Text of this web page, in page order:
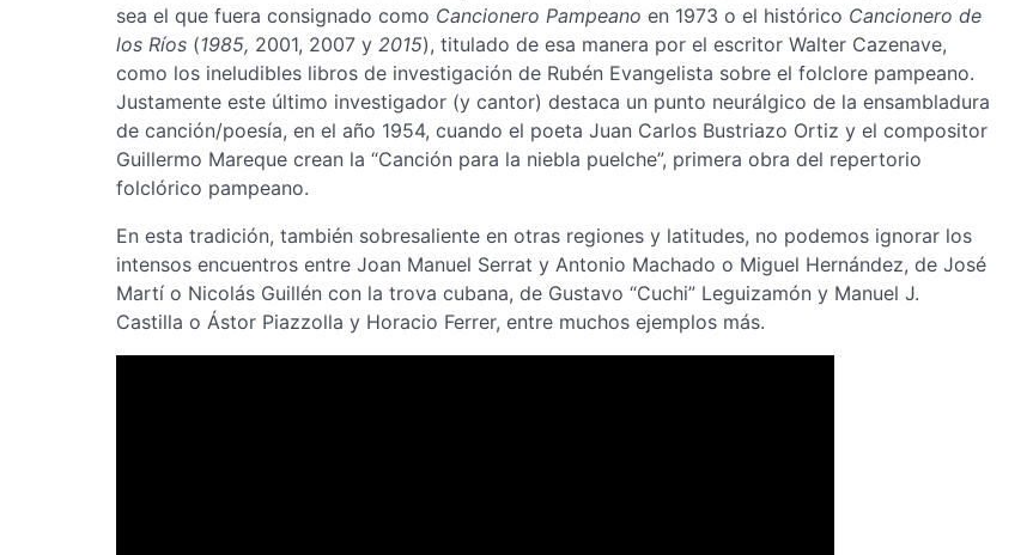
sea el que fuera consignado como Cancionero Pampeano en 1973 o el histórico Cancionero de
los Ríos (1985, 2001, 2007 y 2015), titulado de esa manera por el escritor Walter Cazenave,
como los ineludibles libros de investigación de Rubén Evangelista sobre el folclore pampeano.
Justamente este último investigador (y cantor) destaca un punto neurálgico de la ensambladura
de canción/poesía, en el año 1954, cuando el poeta Juan Carlos Bustriazo Ortiz y el compositor
Guillermo Mareque crean la “Canción para la niebla puelche”, primera obra del repertorio
folclórico pampeano.
En esta tradición, también sobresaliente en otras regiones y latitudes, no podemos ignorar los
intensos encuentros entre Joan Manuel Serrat y Antonio Machado o Miguel Hernández, de José
Martí o Nicolás Guillén con la trova cubana, de Gustavo “Cuchi” Leguizamón y Manuel J.
Castilla o Ástor Piazzolla y Horacio Ferrer, entre muchos ejemplos más.